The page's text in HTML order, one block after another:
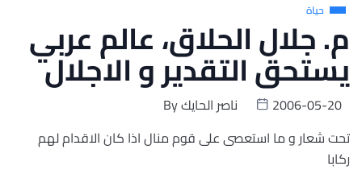
حياة
م. جلال الحلاق، عالم عربي
يستحق التقدير و الاجلال
Byناصر الحايك
2006-05-20
تحت شعار و ما استعصى على قوم منال اذا كان الاقدام لهم
ركابا